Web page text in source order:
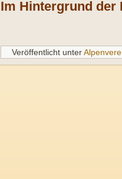
Im Hintergrund der
Veröffentlicht unter